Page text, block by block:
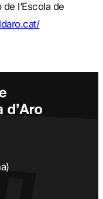
l’Escola de